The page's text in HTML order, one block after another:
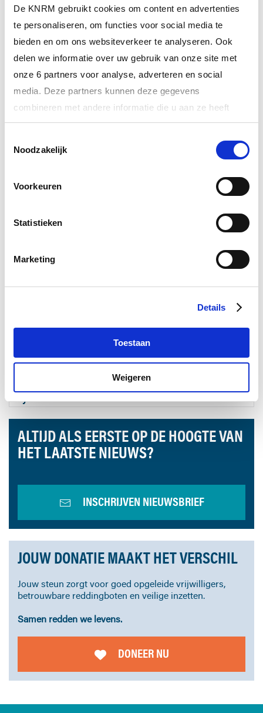
De KNRM gebruikt cookies om content en advertenties
te personaliseren, om functies voor social media te
bieden en om ons websiteverkeer te analyseren. Ook
delen we informatie over uw gebruik van onze site met
onze 6 partners voor analyse, adverteren en social
media. Deze partners kunnen deze gegevens
combineren met andere informatie die u aan ze heeft
verstrekt of die ze hebben verzameld op basis van uw
Via hetcookiestatement
op onze website kunt u uw
privacystatement
vindt u meer informatie over wie we
persoonlijke gegevens verwerken.
Noodzakelijk
Voorkeuren
Statistieken
Marketing
Details
Toestaan
Weigeren
20 juni 2026
onweersbui
Sika steekt de handen uit de mouwen bij KNRM
Lelystad
ALTIJD ALS EERSTE OP DE HOOGTE VAN
HET LAATSTE NIEUWS?
INSCHRIJVEN NIEUWSBRIEF
JOUW DONATIE MAAKT HET VERSCHIL
Jouw steun zorgt voor goed opgeleide vrijwilligers,
betrouwbare reddingboten en veilige inzetten.
Samen redden we levens.
DONEER NU